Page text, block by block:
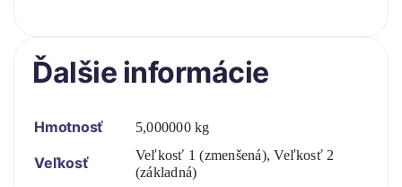
Ďalšie informácie
Hmotnosť 5,000000 kg
Veľkosť
Veľkosť 1 (zmenšená), Veľkosť 2
(základná)